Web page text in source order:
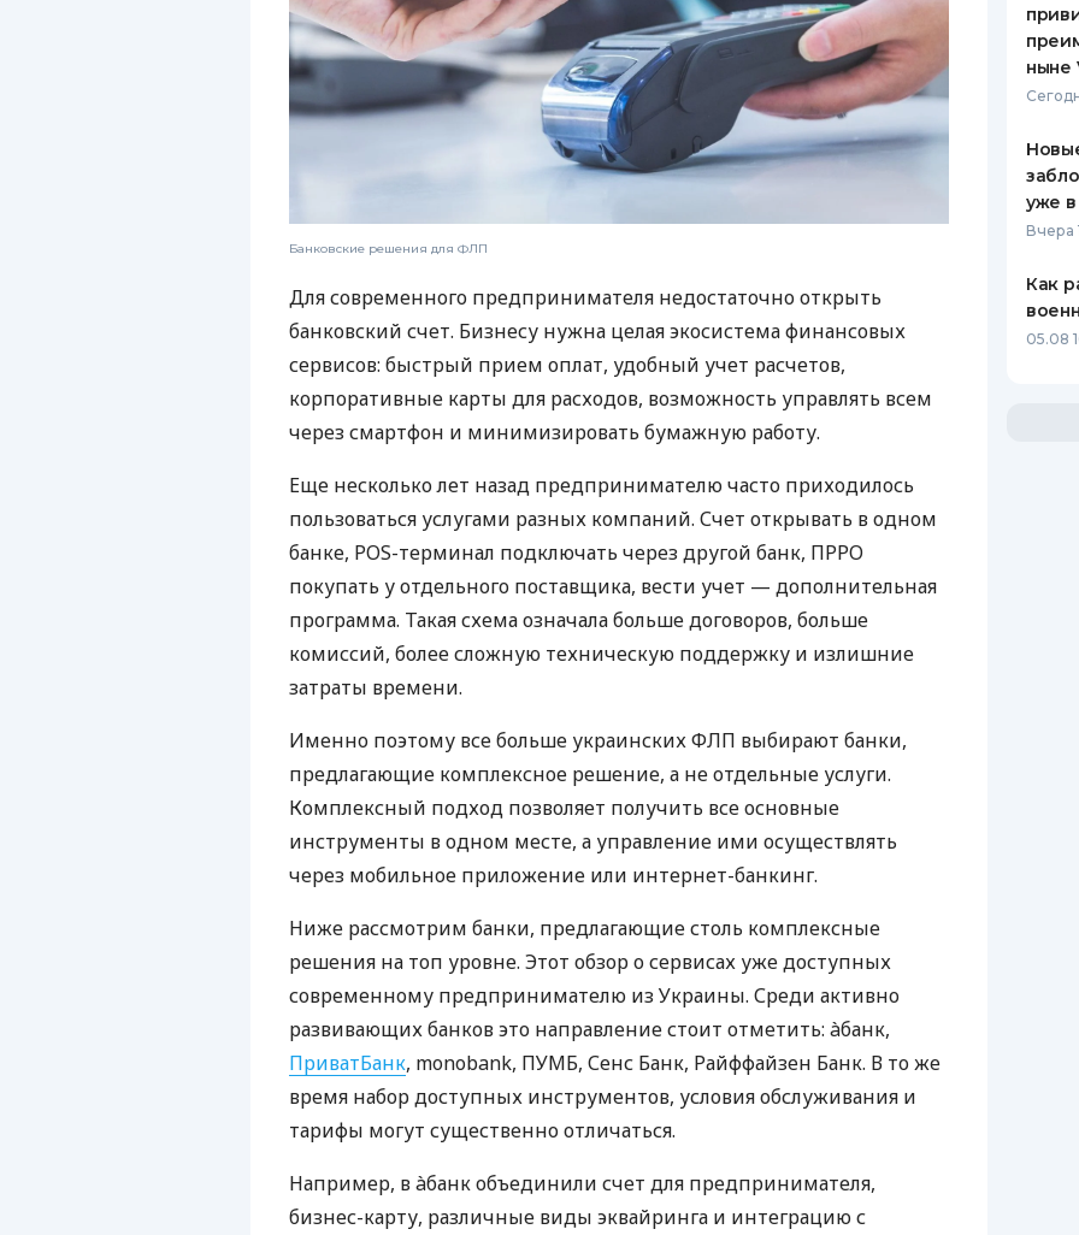
Банковские решения для ФЛП
Для современного предпринимателя недостаточно открыть
банковский счет. Бизнесу нужна целая экосистема финансовых
сервисов: быстрый прием оплат, удобный учет расчетов,
корпоративные карты для расходов, возможность управлять всем
через смартфон и минимизировать бумажную работу.
Еще несколько лет назад предпринимателю часто приходилось
пользоваться услугами разных компаний. Счет открывать в одном
банке, POS-терминал подключать через другой банк, ПРРО
покупать у отдельного поставщика, вести учет — дополнительная
программа. Такая схема означала больше договоров, больше
комиссий, более сложную техническую поддержку и излишние
затраты времени.
Именно поэтому все больше украинских ФЛП выбирают банки,
предлагающие комплексное решение, а не отдельные услуги.
Комплексный подход позволяет получить все основные
инструменты в одном месте, а управление ими осуществлять
через мобильное приложение или интернет-банкинг.
Ниже рассмотрим банки, предлагающие столь комплексные
решения на топ уровне. Этот обзор о сервисах уже доступных
современному предпринимателю из Украины. Среди активно
развивающих банков это направление стоит отметить: àбанк,
ПриватБанк, monobank, ПУМБ, Сенс Банк, Райффайзен Банк. В то же
время набор доступных инструментов, условия обслуживания и
тарифы могут существенно отличаться.
Например, в àбанк объединили счет для предпринимателя,
бизнес-карту, различные виды эквайринга и интеграцию с
ныне
уже в
Вчера
Как
05.08